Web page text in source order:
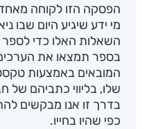
הפסקה הזו לקוחה
מי ידע שיגיע היום שבו
השאלות האלו כדי לספר
בספר תמצאו את הערכים
המובאים באמצעות
שלו, בליווי כתביהם של
בדרך זו אנו מבקשים
כפי שהיו בחייו.